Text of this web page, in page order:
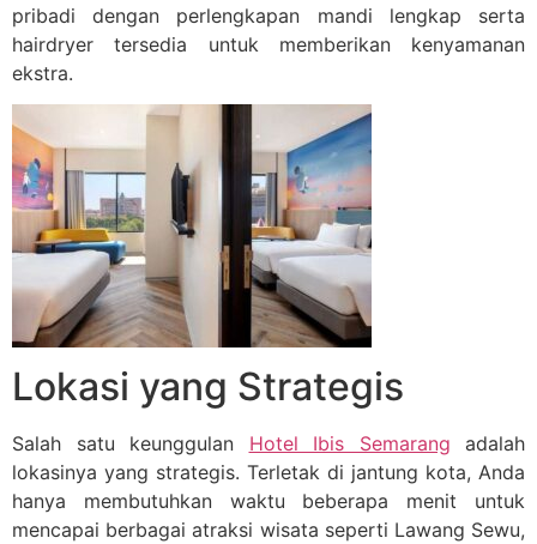
pribadi dengan perlengkapan mandi lengkap serta
hairdryer tersedia untuk memberikan kenyamanan
ekstra.
Lokasi yang Strategis
Salah satu keunggulan Hotel Ibis Semarang adalah
lokasinya yang strategis. Terletak di jantung kota, Anda
hanya membutuhkan waktu beberapa menit untuk
mencapai berbagai atraksi wisata seperti Lawang Sewu,